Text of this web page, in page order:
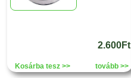
2.600Ft
Kosárba tesz >> tovább >>